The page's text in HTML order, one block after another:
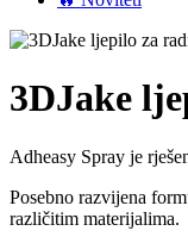
3DJake
Adheasy Spray je
Posebno razvijena
različitim materijalima.